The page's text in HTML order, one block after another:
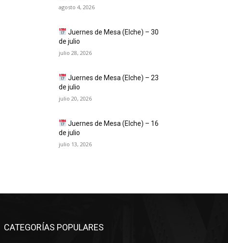
agosto 4, 2026
Juernes de Mesa (Elche) – 30
de julio
julio 28, 2026
Juernes de Mesa (Elche) – 23
de julio
julio 20, 2026
Juernes de Mesa (Elche) – 16
de julio
julio 13, 2026
CATEGORÍAS POPULARES